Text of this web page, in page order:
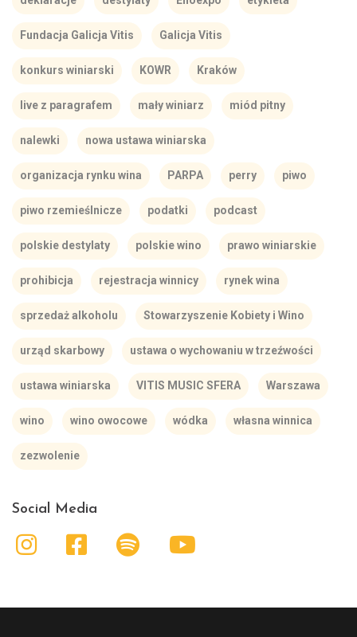
Fundacja Galicja Vitis Galicja Vitis
konkurs winiarski KOWR Kraków
live z paragrafem mały winiarz miód pitny
nalewki nowa ustawa winiarska
organizacja rynku wina PARPA perry piwo
piwo rzemieślnicze podatki podcast
polskie destylaty polskie wino prawo winiarskie
prohibicja rejestracja winnicy rynek wina
sprzedaż alkoholu Stowarzyszenie Kobiety i Wino
urząd skarbowy ustawa o wychowaniu w trzeźwości
ustawa winiarska VITIS MUSIC SFERA Warszawa
wino wino owocowe wódka własna winnica
zezwolenie
Social Media